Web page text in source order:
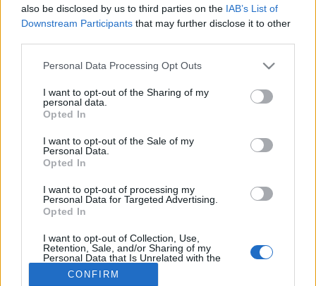
also be disclosed by us to third parties on the IAB’s List of
Downstream Participants that may further disclose it to other
Please note that this website/app uses one or more Google
not limited to your visit or usage behaviour. You may click to
grant or deny consent to Google and its third-party tags to
use your data for below specified purposes in below Google
consent section.
Personal Data Processing Opt Outs
I want to opt-out of the Sharing of my
personal data.
Opted In
I want to opt-out of the Sale of my
Personal Data.
Opted In
I want to opt-out of processing my
Personal Data for Targeted Advertising.
Opted In
I want to opt-out of Collection, Use,
Retention, Sale, and/or Sharing of my
Personal Data that Is Unrelated with the
Purposes for which it was collected.
Opted Out
CONFIRM
Hasi fájdalom
Hasi fájdalom